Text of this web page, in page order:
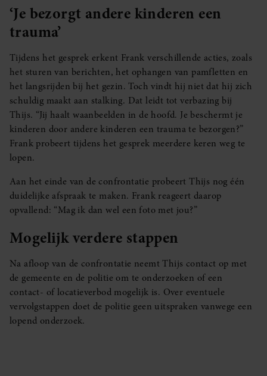
‘Je bezorgt andere kinderen een
trauma’
Tijdens het gesprek erkent Frank verschillende acties, zoals
het sturen van berichten, het ophangen van pamfletten en
het langsrijden bij het gezin. Toch vindt hij niet dat hij zich
schuldig maakt aan stalking. Dat leidt tot verbazing bij
Thijs. “Jij haalt waanbeelden in de hoofd. Je beschermt je
kinderen door andere kinderen een trauma te bezorgen?”
Frank probeert tijdens het gesprek meerdere keren weg te
lopen.
Aan het einde van de confrontatie probeert Thijs nog één
duidelijke afspraak te maken. Frank reageert daarop
opvallend: “Mag ik dan wel een foto met jou?”
Mogelijk verdere stappen
Na afloop van de confrontatie neemt Thijs contact op met
de gemeente en de politie om te onderzoeken of een
contact- of locatieverbod mogelijk is. Over eventuele
vervolgstappen doet de politie geen uitspraken vanwege een
lopend onderzoek.